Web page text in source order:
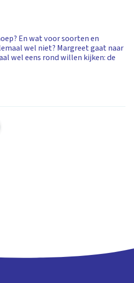
En wat voor soorten en
wel niet? Margreet gaat naar
wel eens rond willen kijken: de